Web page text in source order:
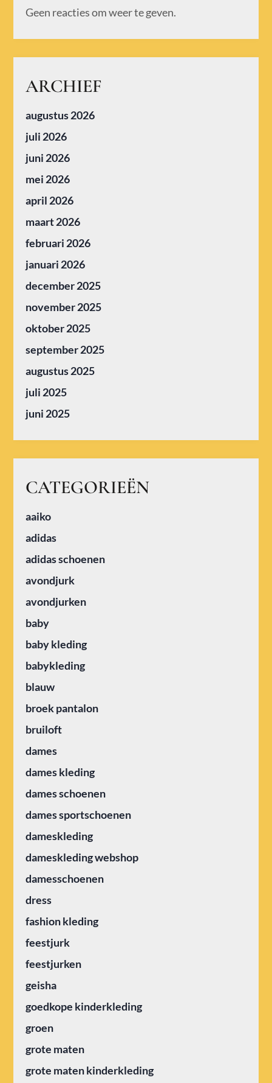
Geen reacties om weer te geven.
ARCHIEF
augustus 2026
juli 2026
juni 2026
mei 2026
april 2026
maart 2026
februari 2026
januari 2026
december 2025
november 2025
oktober 2025
september 2025
augustus 2025
juli 2025
juni 2025
CATEGORIEËN
aaiko
adidas
adidas schoenen
avondjurk
avondjurken
baby
baby kleding
babykleding
blauw
broek pantalon
bruiloft
dames
dames kleding
dames schoenen
dames sportschoenen
dameskleding
dameskleding webshop
damesschoenen
dress
fashion kleding
feestjurk
feestjurken
geisha
goedkope kinderkleding
groen
grote maten
grote maten kinderkleding